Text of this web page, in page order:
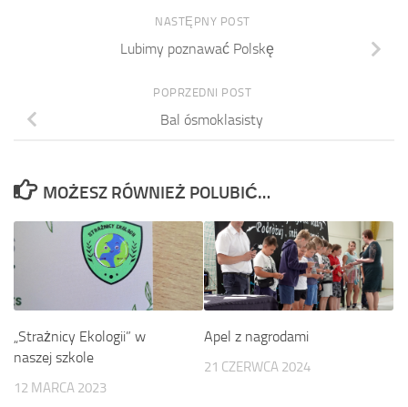
NASTĘPNY POST
Lubimy poznawać Polskę
POPRZEDNI POST
Bal ósmoklasisty
MOŻESZ RÓWNIEŻ POLUBIĆ…
„Strażnicy Ekologii” w
naszej szkole
12 MARCA 2023
Apel z nagrodami
21 CZERWCA 2024